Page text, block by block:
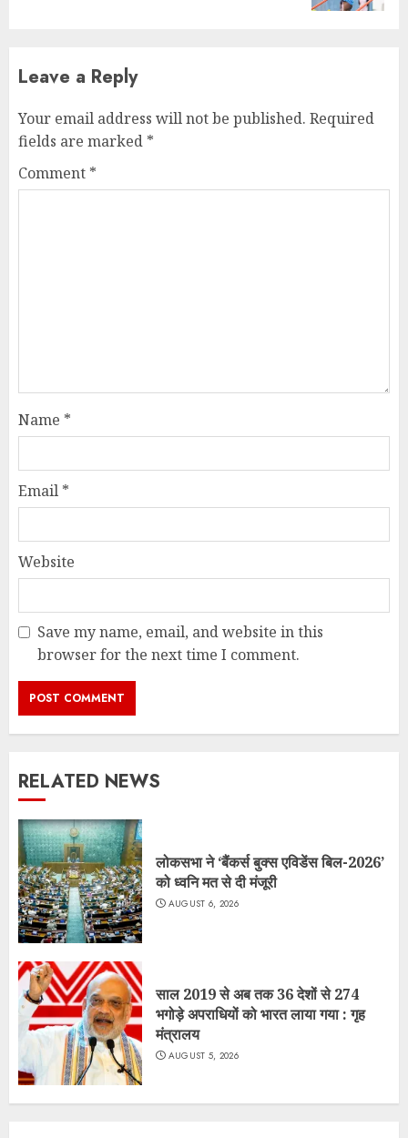
Leave a Reply
Your email address will not be published. Required
fields are marked *
Comment *
Name *
Email *
Website
Save my name, email, and website in this
browser for the next time I comment.
RELATED NEWS
लोकसभा ने ‘बैंकर्स बुक्स एविडेंस बिल-2026’
को ध्वनि मत से दी मंजूरी
AUGUST 6, 2026
साल 2019 से अब तक 36 देशों से 274
भगोड़े अपराधियों को भारत लाया गया : गृह
मंत्रालय
AUGUST 5, 2026